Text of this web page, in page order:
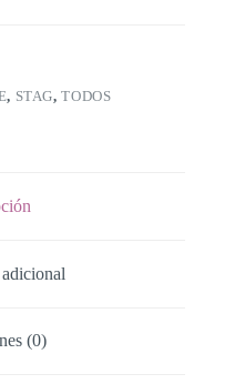
, STAG,TODOS
(0)